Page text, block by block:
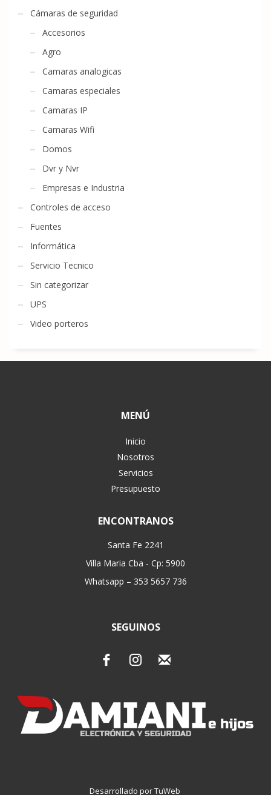
Cámaras de seguridad
Accesorios
Agro
Camaras analogicas
Camaras especiales
Camaras IP
Camaras Wifi
Domos
Dvr y Nvr
Empresas e Industria
Controles de acceso
Fuentes
Informática
Servicio Tecnico
Sin categorizar
UPS
Video porteros
MENÚ
Inicio
Nosotros
Servicios
Presupuesto
ENCONTRANOS
Santa Fe 2241
Villa Maria Cba - Cp: 5900
Whatsapp – 353 5657 736
SEGUINOS
Desarrollado por TuWeb